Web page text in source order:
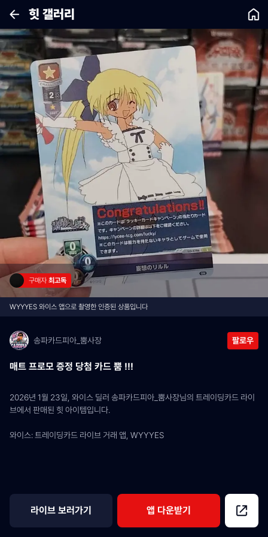
힛 갤러리
구매자 최고독
WYYYES 와이스 앱으로 촬영한 인증된 상품입니다
송파카드피아_뿜사장 팔로우
매트 프로모 증정 당첨 카드 뿜 !!!
2026년 1월 23일, 와이스 딜러 송파카드피아_뿜사장님의 트레이딩카드 라이
브에서 판매된 힛 아이템입니다.
와이스: 트레이딩카드 라이브 거래 앱, WYYYES
라이브 보러가기 앱 다운받기